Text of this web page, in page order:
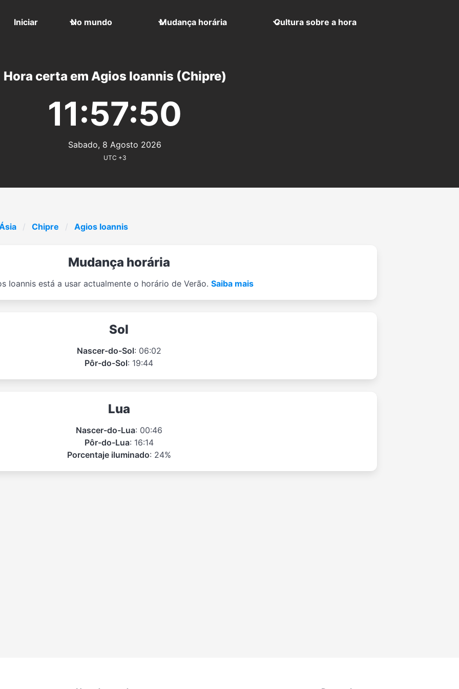
Iniciar No mundo Mudança horária Cultura sobre a hora
Hora certa em Agios Ioannis (Chipre)
11:57:50
Sabado, 8 Agosto 2026
UTC +3
Chipre Agios Ioannis
Mudança horária
Ioannis está a usar actualmente o horário de Verão. Saiba mais
Sol
Nascer-do-Sol: 06:02
Pôr-do-Sol: 19:44
Lua
Nascer-do-Lua: 00:46
Pôr-do-Lua: 16:14
Porcentaje iluminado: 24%